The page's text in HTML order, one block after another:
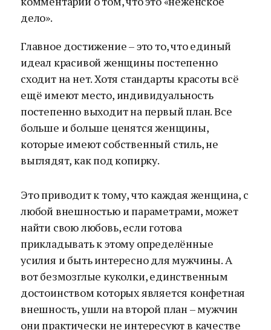
дело».
Главное достижение – это то, что единый
идеал красивой женщины постепенно
сходит на нет. Хотя стандарты красоты всё
ещё имеют место, индивидуальность
постепенно выходит на первый план. Все
больше и больше ценятся женщины,
которые имеют собственный стиль, не
выглядят, как под копирку.
Это приводит к тому, что каждая женщина, с
любой внешностью и параметрами, может
найти свою любовь, если готова
прикладывать к этому определённые
усилия и быть интересно для мужчины. А
вот безмозглые куколки, единственным
достоинством которых является конфетная
внешность, ушли на второй план – мужчин
они практически не интересуют в качестве